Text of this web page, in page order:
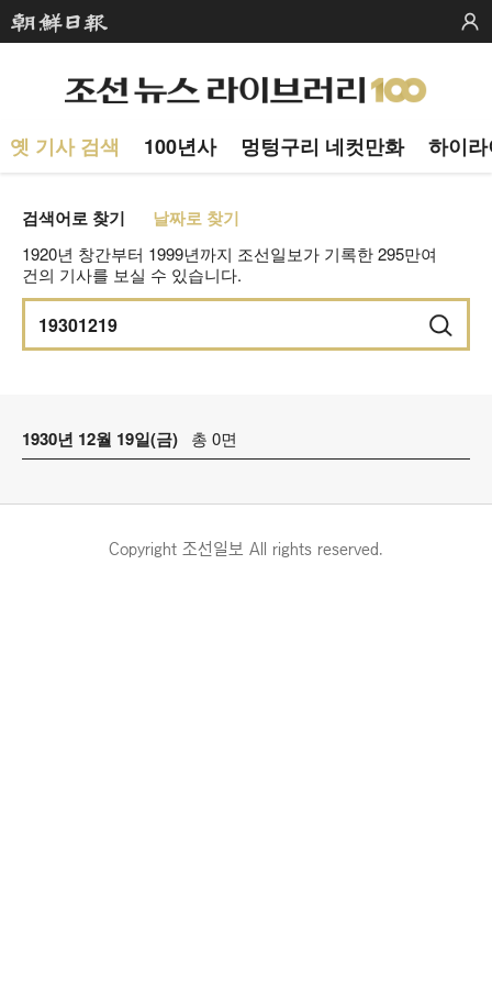
옛 기사 검색 100년사 멍텅구리 네컷만화 하이
검색어로 찾기 날짜로 찾기
1920년 창간부터 1999년까지 조선일보가 기록한 295만여
건의 기사를 보실 수 있습니다.
1930년 12월 19일(금) 총 0면
Copyright 조선일보 All rights reserved.